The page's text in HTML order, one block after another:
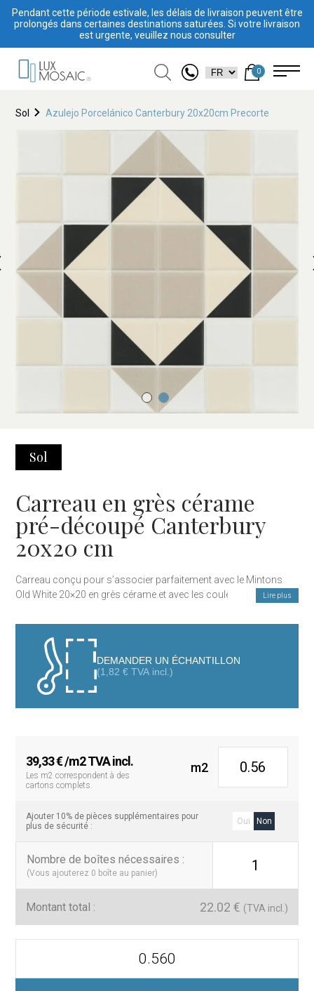
Pendant cette période estivale, les délais de livraison peuvent être
prolongés dans certaines destinations saturées. Si votre livraison
est urgente, veuillez nous consulter
0
Sol Azulejo Porcelánico Canterbury 20x20cm Precorte
Sol
Carreau en grès cérame
pré-découpé Canterbury
20x20 cm
Carreau conçu pour s’associer parfaitement avec le Mintons
Old White 20×20 en grès cérame et avec les couleurs de la
hexagonaux Exa.
Avec une surface R10/Classe 2, il convient à toutes les pièces de
la maison, y compris aux patios.
Lire plus
DEMANDER UN ÉCHANTILLON
(1,82 € TVA incl.)
39,33€/m2 TVA incl.
Les m2 correspondent à des
cartons complets.
m2
Ajouter 10% de pièces supplémentaires pour
plus de sécurité :
Oui Non
Nombre de boîtes nécessaires :
(Vous ajouterez 0 boîte au panier) 1
Montant total : 22.02 € (TVA incl.)